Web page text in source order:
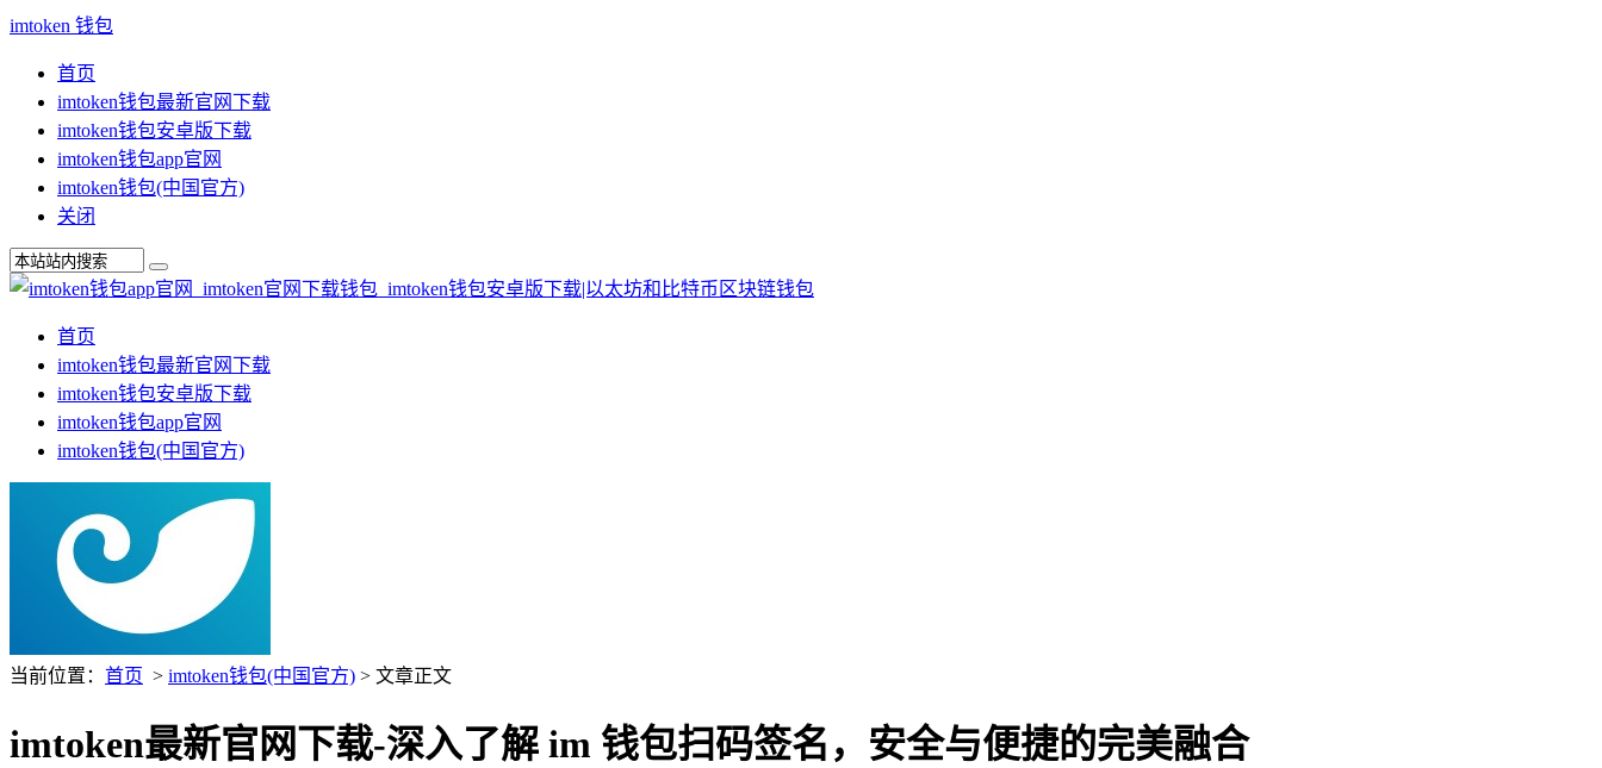
imtoken 钱包
首页
imtoken钱包最新官网下载
imtoken钱包安卓版下载
imtoken钱包app官网
imtoken钱包(中国官方)
关闭
首页
imtoken钱包最新官网下载
imtoken钱包安卓版下载
imtoken钱包app官网
imtoken钱包(中国官方)
当前位置： 首页 > imtoken钱包(中国官方) > 文章正文
imtoken最新官网下载-深入了解 im 钱包扫码签名，安全与便捷的完美融合